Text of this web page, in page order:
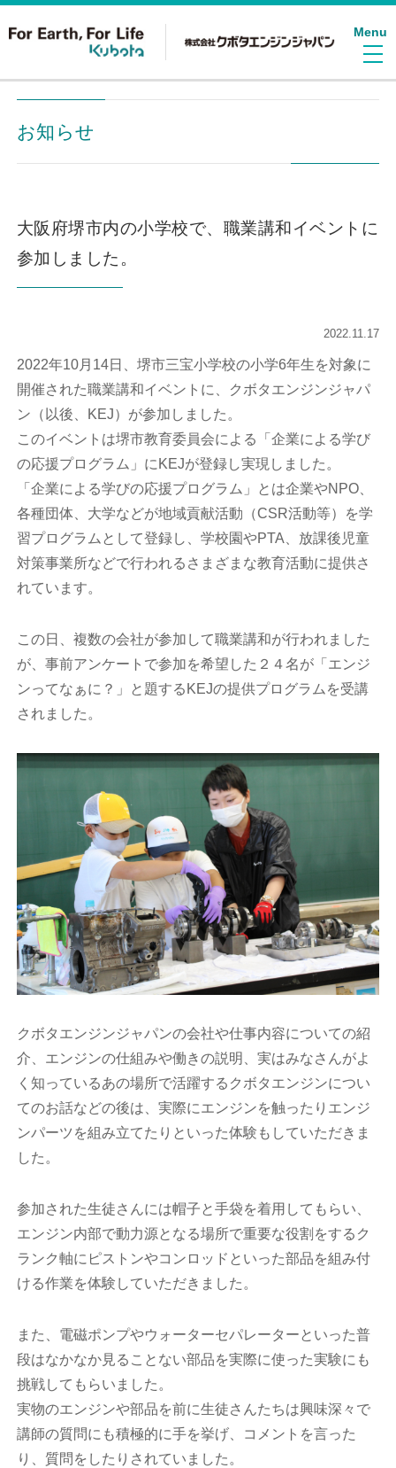
Menu
お知らせ
大阪府堺市内の小学校で、職業講和イベントに
参加しました。
2022.11.17
2022年10月14日、堺市三宝小学校の小学6年生を対象に
開催された職業講和イベントに、クボタエンジンジャパ
ン（以後、KEJ）が参加しました。
このイベントは堺市教育委員会による「企業による学び
の応援プログラム」にKEJが登録し実現しました。
「企業による学びの応援プログラム」とは企業やNPO、
各種団体、大学などが地域貢献活動（CSR活動等）を学
習プログラムとして登録し、学校園やPTA、放課後児童
対策事業所などで行われるさまざまな教育活動に提供さ
れています。
この日、複数の会社が参加して職業講和が行われました
が、事前アンケートで参加を希望した２４名が「エンジ
ンってなぁに？」と題するKEJの提供プログラムを受講
されました。
クボタエンジンジャパンの会社や仕事内容についての紹
介、エンジンの仕組みや働きの説明、実はみなさんがよ
く知っているあの場所で活躍するクボタエンジンについ
てのお話などの後は、実際にエンジンを触ったりエンジ
ンパーツを組み立てたりといった体験もしていただきま
した。
参加された生徒さんには帽子と手袋を着用してもらい、
エンジン内部で動力源となる場所で重要な役割をするク
ランク軸にピストンやコンロッドといった部品を組み付
ける作業を体験していただきました。
また、電磁ポンプやウォーターセパレーターといった普
段はなかなか見ることない部品を実際に使った実験にも
挑戦してもらいました。
実物のエンジンや部品を前に生徒さんたちは興味深々で
講師の質問にも積極的に手を挙げ、コメントを言った
り、質問をしたりされていました。